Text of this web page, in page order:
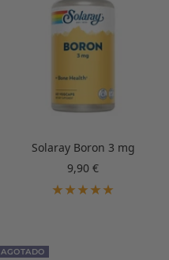
Solaray Boron 3 mg
Precio
de
9,90 €
AGOTADO